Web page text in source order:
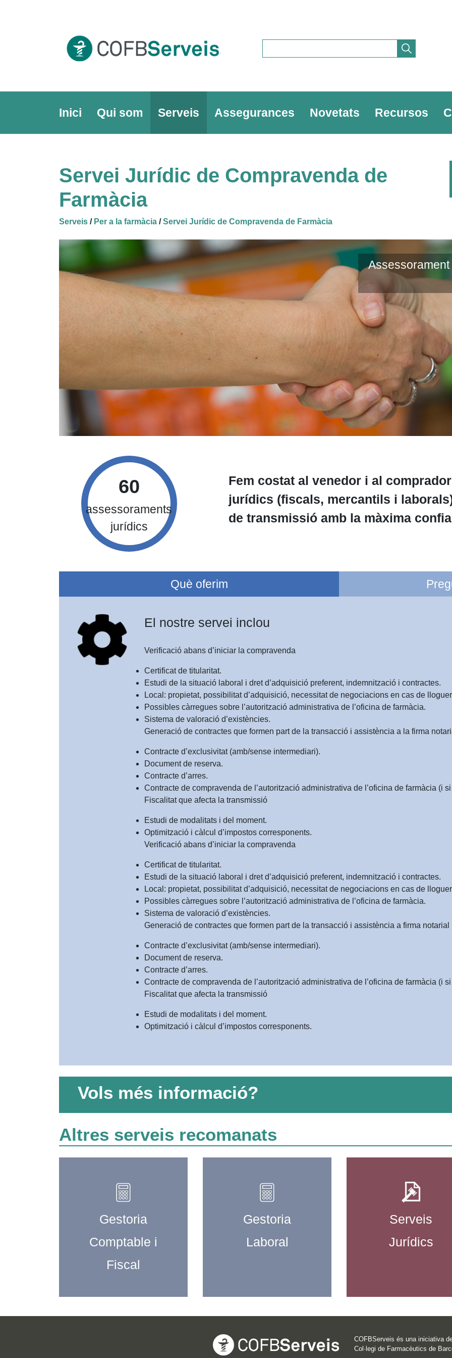
Inici Qui som Serveis Assegurances Novetats Recursos
Servei Jurídic de Compravenda de
Farmàcia
Serveis / Per a la farmàcia / Servei Jurídic de Compravenda de Farmàcia
60
assessoraments
jurídics
Fem costat al venedor i al
jurídics (fiscals, mercantils i
de transmissió amb la màxima
Què oferim
El nostre servei inclou
Verificació abans d’iniciar la compravenda
Certificat de titularitat.
Estudi de la situació laboral i dret d’adquisició preferent, indemnització i contractes.
Local: propietat, possibilitat d’adquisició, necessitat de negociacions en cas de
Possibles càrregues sobre l’autorització administrativa de l’oficina de farmàcia.
Sistema de valoració d’existències.
Generació de contractes que formen part de la transacció i assistència a la firma
Contracte d’exclusivitat (amb/sense intermediari).
Document de reserva.
Contracte d’arres.
Contracte de compravenda de l’autorització administrativa de l’oficina de farmàcia (i
Fiscalitat que afecta la transmissió
Estudi de modalitats i del moment.
Optimització i càlcul d’impostos corresponents.
Verificació abans d’iniciar la compravenda
Certificat de titularitat.
Estudi de la situació laboral i dret d’adquisició preferent, indemnització i contractes.
Local: propietat, possibilitat d’adquisició, necessitat de negociacions en cas de
Possibles càrregues sobre l’autorització administrativa de l’oficina de farmàcia.
Sistema de valoració d’existències.
Generació de contractes que formen part de la transacció i assistència a firma notarial
Contracte d’exclusivitat (amb/sense intermediari).
Document de reserva.
Contracte d’arres.
Contracte de compravenda de l’autorització administrativa de l’oficina de farmàcia (i
Fiscalitat que afecta la transmissió
Estudi de modalitats i del moment.
Optimització i càlcul d’impostos corresponents.
Vols més informació?
Altres serveis recomanats
Gestoria
Comptable i
Fiscal
Gestoria
Laboral
Serveis
Jurídics
COFBServeis és una iniciativa
Col·legi de Farmacèutics de